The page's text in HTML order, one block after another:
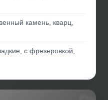
камень, кварц,
с фрезеровкой,